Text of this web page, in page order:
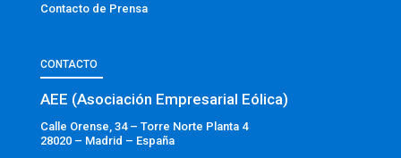
Contacto de Prensa
CONTACTO
AEE (Asociación Empresarial Eólica)
Calle Orense, 34 – Torre Norte Planta 4
28020 – Madrid – España